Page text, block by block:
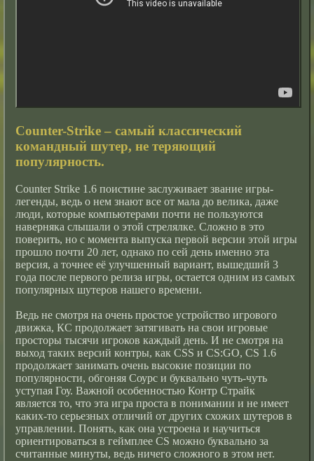
Counter-Strike – самый классический
командный шутер, не теряющий
популярность.
Counter Strike 1.6 поистине заслуживает звание игры-
легенды, ведь о нем знают все от мала до велика, даже
люди, которые компьютерами почти не пользуются
наверняка слышали о этой стрелялке. Сложно в это
поверить, но с момента выпуска первой версии этой игры
прошло почти 20 лет, однако по сей день именно эта
версия, а точнее её улучшенный вариант, вышедший 3
года после первого релиза игры, остается одним из самых
популярных шутеров нашего времени.
Ведь не смотря на очень простое устройство игрового
движка, КС продолжает затягивать на свои игровые
просторы тысячи игроков каждый день. И не смотря на
выход таких версий контры, как CSS и CS:GO, CS 1.6
продолжает занимать очень высокие позиции по
популярности, обгоняя Соурс и буквально чуть-чуть
уступая Гоу. Важной особенностью Контр Страйк
является то, что эта игра проста в понимании и не имеет
каких-то серьезных отличий от других схожих шутеров в
управлении. Понять, как она устроена и научиться
ориентироваться в геймплее CS можно буквально за
считанные минуты, ведь ничего сложного в этом нет.